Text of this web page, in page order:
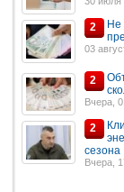
2
Не
03
2
Вчера,
2
сезона
Вчера,